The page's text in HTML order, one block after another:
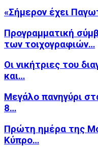
«Σήμερον έχει
Προγραμματική
των τοιχογραφιών…
Οι νικήτριες του
και…
Μεγάλο πανηγύρι
8…
Πρώτη ημέρα της
Κύπρο…